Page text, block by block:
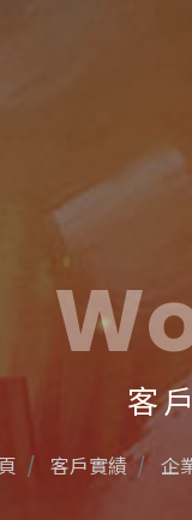
客
客戶實績 企